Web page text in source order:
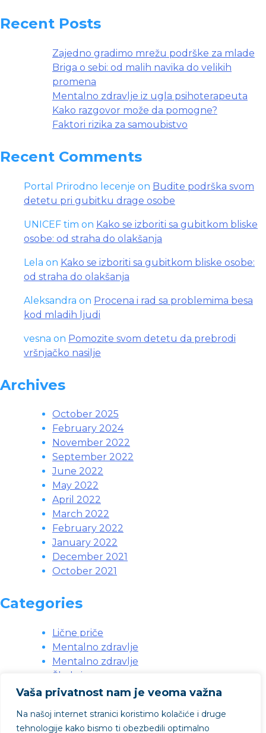
Vaša privatnost nam je veoma važna
Na našoj internet stranici koristimo kolačiće i druge
tehnologije kako bismo ti obezbedili optimalno
Recent Posts
Zajedno gradimo mrežu podrške za mlade
Briga o sebi: od malih navika do velikih
promena
Mentalno zdravlje iz ugla psihoterapeuta
Kako razgovor može da pomogne?
Faktori rizika za samoubistvo
Recent Comments
Portal Prirodno lecenje on Budite podrška svom
detetu pri gubitku drage osobe
UNICEF tim on Kako se izboriti sa gubitkom bliske
osobe: od straha do olakšanja
Lela on Kako se izboriti sa gubitkom bliske osobe:
od straha do olakšanja
Aleksandra on Procena i rad sa problemima besa
kod mladih ljudi
vesna on Pomozite svom detetu da prebrodi
vršnjačko nasilje
Archives
October 2025
February 2024
November 2022
September 2022
June 2022
May 2022
April 2022
March 2022
February 2022
January 2022
December 2021
October 2021
Categories
Lične priče
Mentalno zdravlje
Mentalno zdravlje
Škola i posao
Svakodnevne situacije
Vebinari